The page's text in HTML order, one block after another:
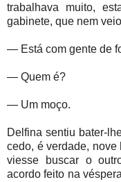
trabalhava muito,
gabinete, que nem
— Está com gente de
— Quem é?
— Um moço.
Delfina sentiu bater-
cedo, é verdade,
viesse buscar o
acordo feito na